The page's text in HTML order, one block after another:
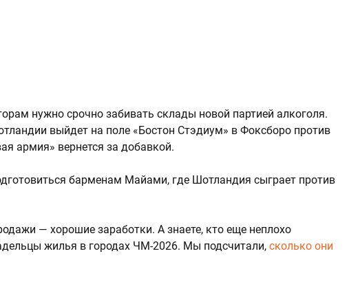
нужно срочно забивать склады новой партией алкоголя.
выйдет на поле «Бостон Стэдиум» в Фоксборо против
армия» вернется за добавкой.
барменам Майами, где Шотландия сыграет против
— хорошие заработки. А знаете, кто еще неплохо
жилья в городах ЧМ-2026. Мы подсчитали, сколько они